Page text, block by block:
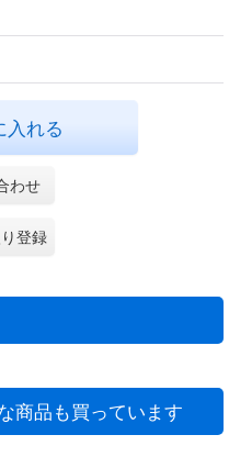
入れる
わせ
登録
商品も買っています